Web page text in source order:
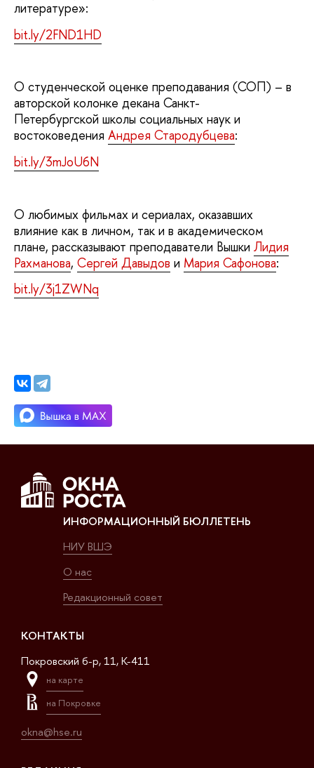
литературе»:
bit.ly/2FND1HD
О студенческой оценке преподавания (СОП) – в
авторской колонке декана Санкт-
Петербургской школы социальных наук и
востоковедения Андрея Стародубцева:
bit.ly/3mJoU6N
О любимых фильмах и сериалах, оказавших
влияние как в личном, так и в академическом
плане, рассказывают преподаватели Вышки Лидия
Рахманова, Сергей Давыдов и Мария Сафонова:
bit.ly/3j1ZWNq
ИНФОРМАЦИОННЫЙ БЮЛЛЕТЕНЬ
НИУ ВШЭ
О нас
Редакционный совет
КОНТАКТЫ
Покровский б-р, 11, K-411
на карте
на Покровке
okna@hse.ru